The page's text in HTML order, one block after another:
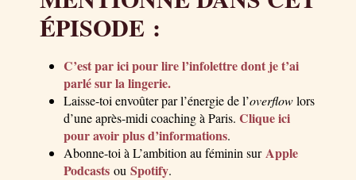
ÉPISODE :
C’est par ici pour lire l’infolettre dont je t’ai
parlé sur la lingerie.
Laisse-toi envoûter par l’énergie de l’overflowlors
d’une après-midi coaching à Paris. Clique ici
pour avoir plus d’informations.
Abonne-toi à L’ambition au féminin surApple
Podcasts ou Spotify.